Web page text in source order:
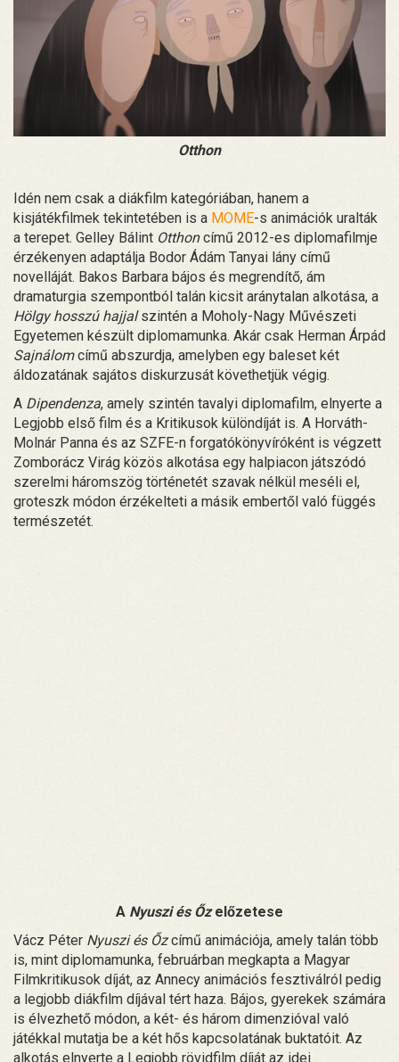
Otthon
Idén nem csak a diákfilm kategóriában, hanem a
kisjátékfilmek tekintetében is a MOME-s animációk uralták
a terepet. Gelley Bálint Otthoncímű 2012-es diplomafilmje
érzékenyen adaptálja Bodor Ádám Tanyai lány című
novelláját. Bakos Barbara bájos és megrendítő, ám
dramaturgia szempontból talán kicsit aránytalan alkotása, a
Hölgy hosszú hajjalszintén a Moholy-Nagy Művészeti
Egyetemen készült diplomamunka. Akár csak Herman Árpád
Sajnálomcímű abszurdja, amelyben egy baleset két
áldozatának sajátos diskurzusát követhetjük végig.
A Dipendenza, amely szintén tavalyi diplomafilm, elnyerte a
Legjobb első film és a Kritikusok különdíját is. A Horváth-
Molnár Panna és az SZFE-n forgatókönyvíróként is végzett
Zomborácz Virág közös alkotása egy halpiacon játszódó
szerelmi háromszög történetét szavak nélkül meséli el,
groteszk módon érzékelteti a másik embertől való függés
természetét.
A Nyuszi és Őzelőzetese
Vácz Péter Nyuszi és Őzcímű animációja, amely talán több
is, mint diplomamunka, februárban megkapta a Magyar
Filmkritikusok díját, az Annecy animációs fesztiválról pedig
a legjobb diákfilm díjával tért haza. Bájos, gyerekek számára
is élvezhető módon, a két- és három dimenzióval való
játékkal mutatja be a két hős kapcsolatának buktatóit. Az
alkotás elnyerte a Legjobb rövidfilm díját az idei